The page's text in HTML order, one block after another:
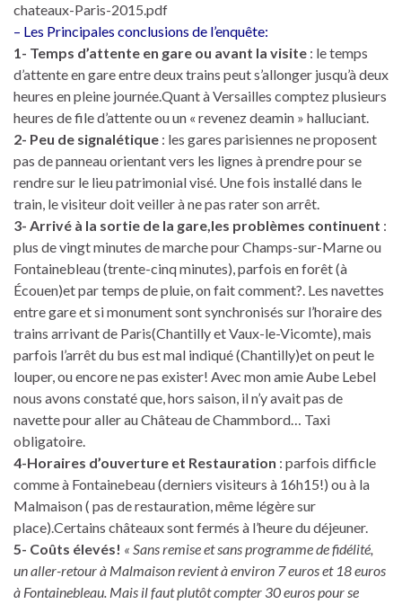
chateaux-Paris-2015.pdf
– Les Principales conclusions de l’enquête:
1- Temps d’attente en gare ou avant la visite : le temps
d’attente en gare entre deux trains peut s’allonger jusqu’à deux
heures en pleine journée.Quant à Versailles comptez plusieurs
heures de file d’attente ou un « revenez deamin » halluciant.
2- Peu de signalétique : les gares parisiennes ne proposent
pas de panneau orientant vers les lignes à prendre pour se
rendre sur le lieu patrimonial visé. Une fois installé dans le
train, le visiteur doit veiller à ne pas rater son arrêt.
3- Arrivé à la sortie de la gare,les problèmes continuent :
plus de vingt minutes de marche pour Champs-sur-Marne ou
Fontainebleau (trente-cinq minutes), parfois en forêt (à
Écouen)et par temps de pluie, on fait comment?. Les navettes
entre gare et si monument sont synchronisés sur l’horaire des
trains arrivant de Paris(Chantilly et Vaux-le-Vicomte), mais
parfois l’arrêt du bus est mal indiqué (Chantilly)et on peut le
louper, ou encore ne pas exister! Avec mon amie Aube Lebel
nous avons constaté que, hors saison, il n’y avait pas de
navette pour aller au Château de Chammbord… Taxi
obligatoire.
4-Horaires d’ouverture et Restauration : parfois difficle
comme à Fontainebeau (derniers visiteurs à 16h15!) ou à la
Malmaison ( pas de restauration, même légère sur
place).Certains châteaux sont fermés à l’heure du déjeuner.
5- Coûts élevés! « Sans remise et sans programme de fidélité,
un aller-retour à Malmaison revient à environ 7 euros et 18 euros
à Fontainebleau. Mais il faut plutôt compter 30 euros pour se